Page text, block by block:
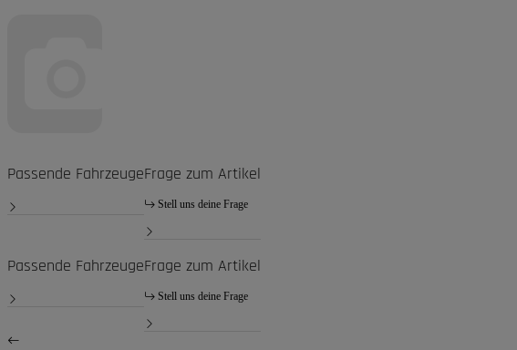
Passende FahrzeugeFrage zum Artikel
Stell uns deine Frage
Passende FahrzeugeFrage zum Artikel
Stell uns deine Frage